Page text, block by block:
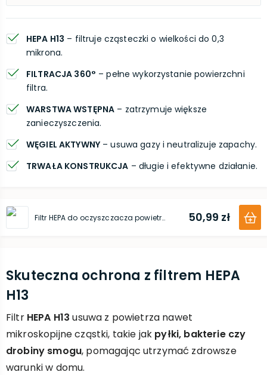
HEPA H13 – filtruje cząsteczki o wielkości do 0,3
mikrona.
FILTRACJA 360° – pełne wykorzystanie powierzchni
filtra.
WARSTWA WSTĘPNA – zatrzymuje większe
zanieczyszczenia.
WĘGIEL AKTYWNY– usuwa gazy i neutralizuje zapachy.
TRWAŁA KONSTRUKCJA – długie i efektywne działanie.
Filtr HEPA do oczyszczacza powietrza Xiaomi (Mi Air Purifier) 50,99 zł
Skuteczna ochrona z filtrem HEPA
H13
Filtr HEPA H13 usuwa z powietrza nawet
mikroskopijne cząstki, takie jak pyłki, bakterie czy
drobiny smogu, pomagając utrzymać zdrowsze
warunki w domu.